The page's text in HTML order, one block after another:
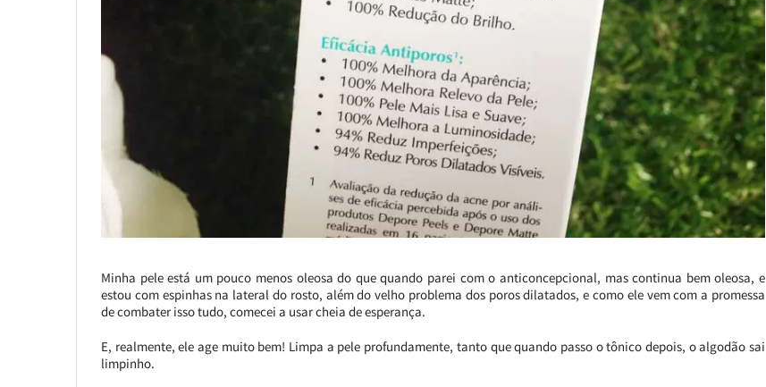
Minha pele está um pouco menos oleosa do que quando parei com o anticoncepcional, mas continua bem oleosa, e
estou com espinhas na lateral do rosto, além do velho problema dos poros dilatados, e como ele vem com a promessa
de combater isso tudo, comecei a usar cheia de esperança.
E, realmente, ele age muito bem! Limpa a pele profundamente, tanto que quando passo o tônico depois, o algodão sai
limpinho.